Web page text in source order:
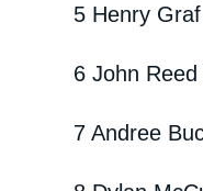
5 Henry
6 John
7 Andree